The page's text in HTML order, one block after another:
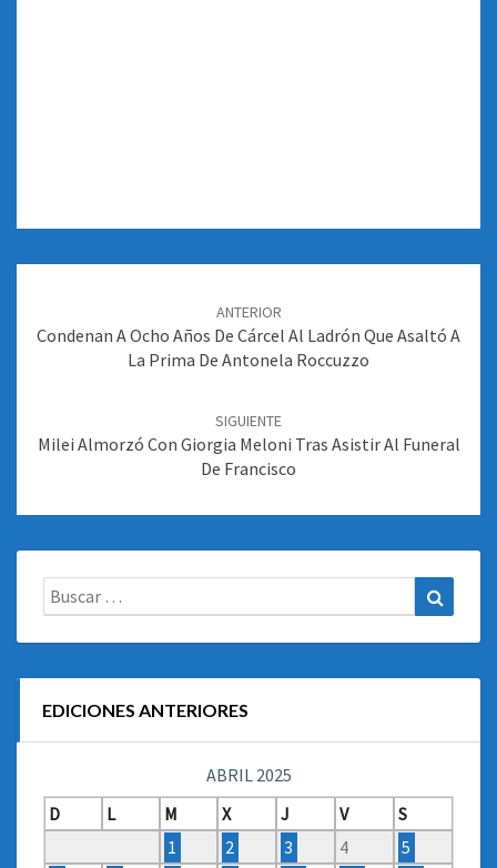
entradas
ANTERIOR
Condenan A Ocho Años De Cárcel Al Ladrón Que Asaltó A
La Prima De Antonela Roccuzzo
SIGUIENTE
Milei Almorzó Con Giorgia Meloni Tras Asistir Al Funeral
De Francisco
Buscar:
EDICIONES ANTERIORES
ABRIL 2025
D
L M X J V
S
1
2 3 4
5